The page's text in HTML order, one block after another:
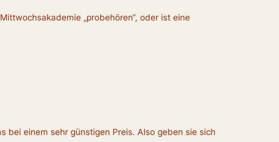
„probehören“, oder ist eine
einem sehr günstigen Preis. Also geben sie sich